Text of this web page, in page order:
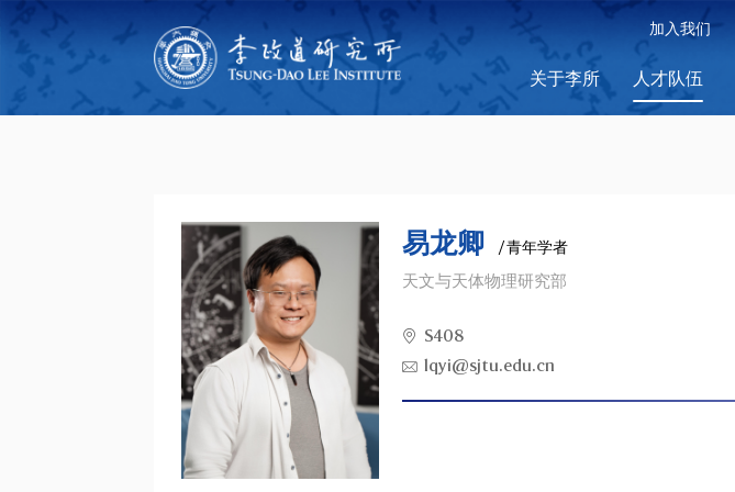
加入我们
关于李所 人才队伍
易龙卿 / 青年学者
天文与天体物理研究部
S408
lqyi@sjtu.edu.cn